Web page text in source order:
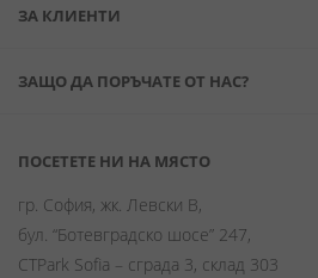
ЗА КЛИЕНТИ
ЗАЩО ДА ПОРЪЧАТЕ ОТ НАС?
ПОСЕТЕТЕ НИ НА МЯСТО
гр. София, жк. Левски В,
бул. “Ботевградско шосе” 247,
CTPark Sofia – сграда 3, склад 303